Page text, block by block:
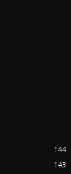
144
143